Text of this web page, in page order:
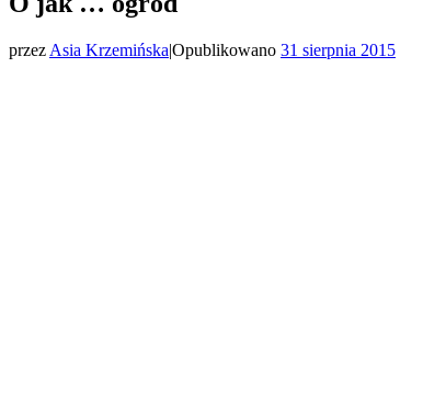
przez Asia Krzemińska|Opublikowano 31 sierpnia 2015